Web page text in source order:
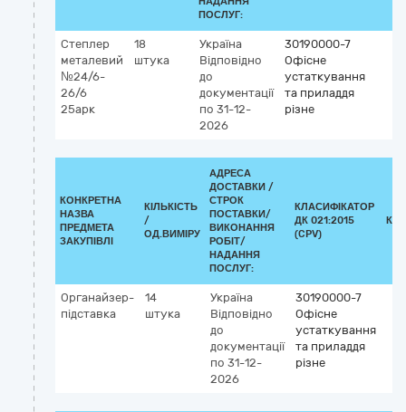
ПОСЛУГ:
Степлер
металевий
№24/6-
26/6
25арк
18
штука
Україна
Відповідно
до
документації
по 31-12-
2026
30190000-7
Офісне
устаткування
та приладдя
різне
КОНКРЕТНА
НАЗВА
ПРЕДМЕТА
ЗАКУПІВЛІ
КІЛЬКІСТЬ
/
ОД.ВИМІРУ
АДРЕСА
ДОСТАВКИ /
СТРОК
ПОСТАВКИ/
ВИКОНАННЯ
РОБІТ/
НАДАННЯ
ПОСЛУГ:
КЛАСИФІКАТОР
ДК 021:2015
(CPV)
Органайзер-
підставка
14
штука
Україна
Відповідно
до
документації
по 31-12-
2026
30190000-7
Офісне
устаткування
та приладдя
різне